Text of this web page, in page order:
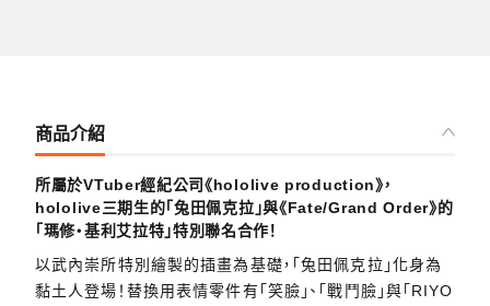
商品介紹
所屬於VTuber經紀公司《hololive production》，
hololive三期生的「兔田佩克拉」與《Fate/Grand Order》的
「瑪修‧基利艾拉特」特別聯名合作！
以武內崇所特別繪製的插畫為基礎，「兔田佩克拉」化身為
黏土人登場！替換用表情零件有「笑臉」、「戰鬥臉」與「RIYO